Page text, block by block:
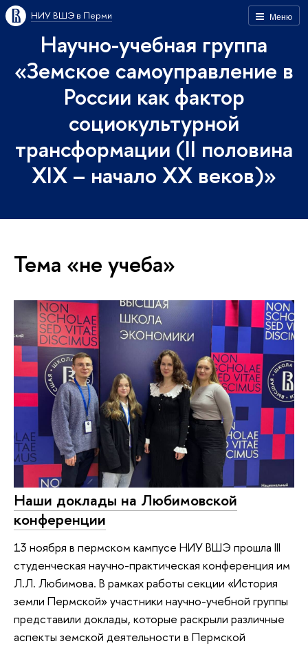
Меню
НИУ ВШЭ в Перми
Научно-учебная группа
«Земское самоуправление в
России как фактор
социокультурной
трансформации (II половина
XIX – начало XX веков)»
Тема «не учеба»
Наши доклады на Любимовской
конференции
13 ноября в пермском кампусе НИУ ВШЭ прошла III
студенческая научно-практическая конференция им
Л.Л. Любимова. В рамках работы секции «История
земли Пермской» участники научно-учебной группы
представили доклады, которые раскрыли различные
аспекты земской деятельности в Пермской